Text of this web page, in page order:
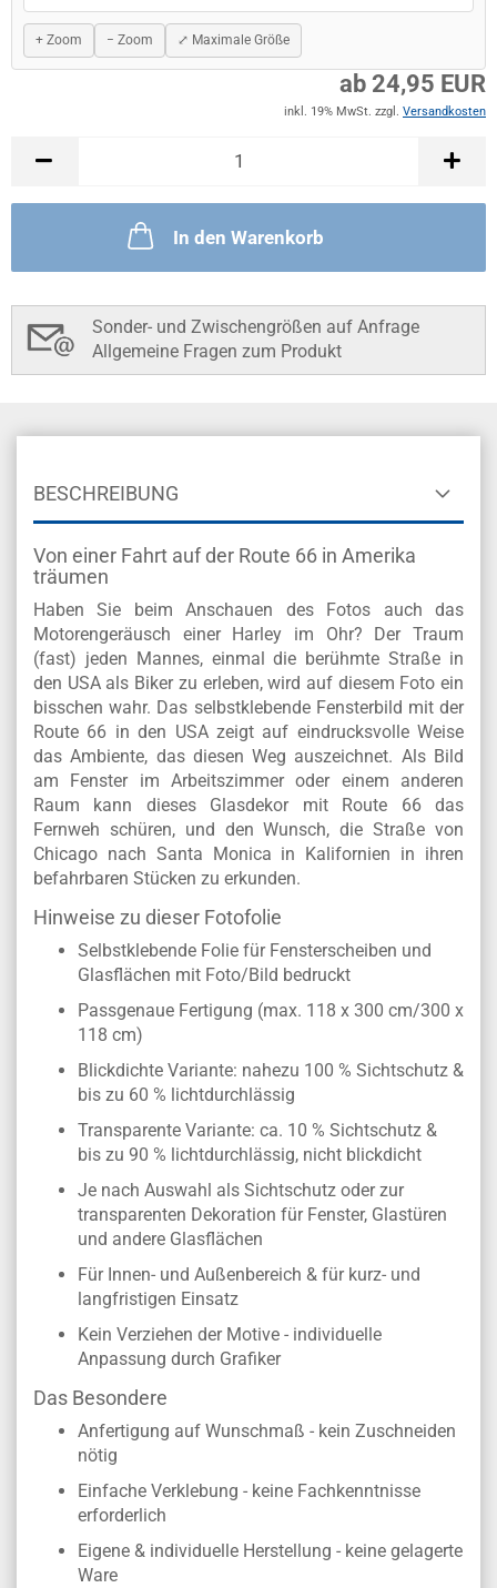
+ Zoom − Zoom ⤢ Maximale Größe
ab 24,95 EUR
inkl. 19% MwSt. zzgl. Versandkosten
In den Warenkorb
Sonder- und Zwischengrößen auf Anfrage
Allgemeine Fragen zum Produkt
BESCHREIBUNG
Von einer Fahrt auf der Route 66 in Amerika
träumen
Haben Sie beim Anschauen des Fotos auch das
Motorengeräusch einer Harley im Ohr? Der Traum
(fast) jeden Mannes, einmal die berühmte Straße in
den USA als Biker zu erleben, wird auf diesem Foto ein
bisschen wahr. Das selbstklebende Fensterbild mit der
Route 66 in den USA zeigt auf eindrucksvolle Weise
das Ambiente, das diesen Weg auszeichnet. Als Bild
am Fenster im Arbeitszimmer oder einem anderen
Raum kann dieses Glasdekor mit Route 66 das
Fernweh schüren, und den Wunsch, die Straße von
Chicago nach Santa Monica in Kalifornien in ihren
befahrbaren Stücken zu erkunden.
Hinweise zu dieser Fotofolie
Selbstklebende Folie für Fensterscheiben und
Glasflächen mit Foto/Bild bedruckt
Passgenaue Fertigung (max. 118 x 300 cm/300 x
118 cm)
Blickdichte Variante: nahezu 100 % Sichtschutz &
bis zu 60 % lichtdurchlässig
Transparente Variante: ca. 10 % Sichtschutz &
bis zu 90 % lichtdurchlässig, nicht blickdicht
Je nach Auswahl als Sichtschutz oder zur
transparenten Dekoration für Fenster, Glastüren
und andere Glasflächen
Für Innen- und Außenbereich & für kurz- und
langfristigen Einsatz
Kein Verziehen der Motive - individuelle
Anpassung durch Grafiker
Das Besondere
Anfertigung auf Wunschmaß - kein Zuschneiden
nötig
Einfache Verklebung - keine Fachkenntnisse
erforderlich
Eigene & individuelle Herstellung - keine gelagerte
Ware